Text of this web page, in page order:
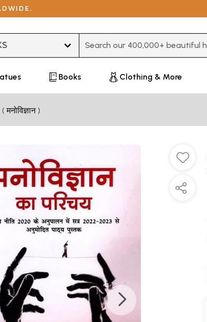
Books Clothing & More
)